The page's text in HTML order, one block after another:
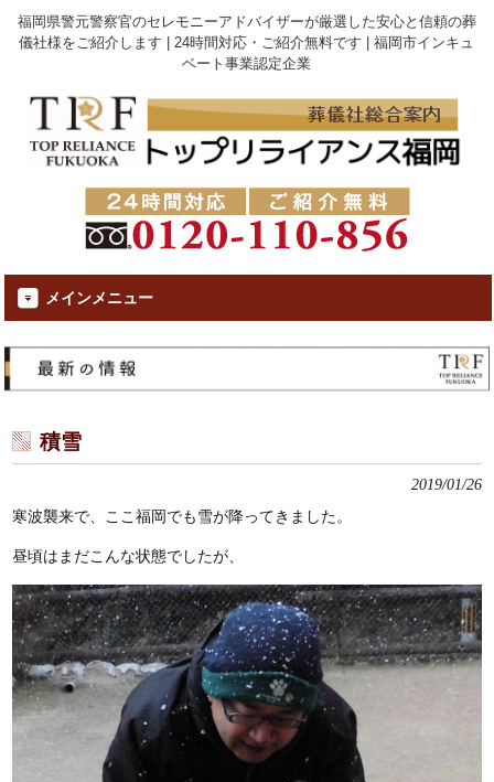
福岡県警元警察官のセレモニーアドバイザーが厳選した安心と信頼の葬
儀社様をご紹介します | 24時間対応・ご紹介無料です | 福岡市インキュ
ベート事業認定企業
メインメニュー
積雪
2019/01/26
寒波襲来で、ここ福岡でも雪が降ってきました。
昼頃はまだこんな状態でしたが、